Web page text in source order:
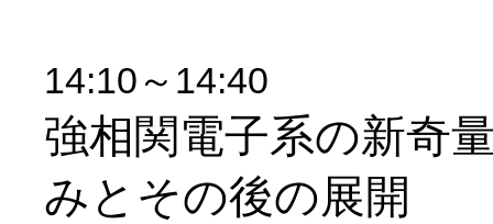
14:10～14:40
強相関電子系の新奇
みとその後の展開